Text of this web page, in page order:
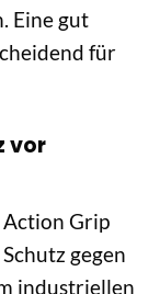
Eine gut
für
vor
Grip
gegen
industriellen